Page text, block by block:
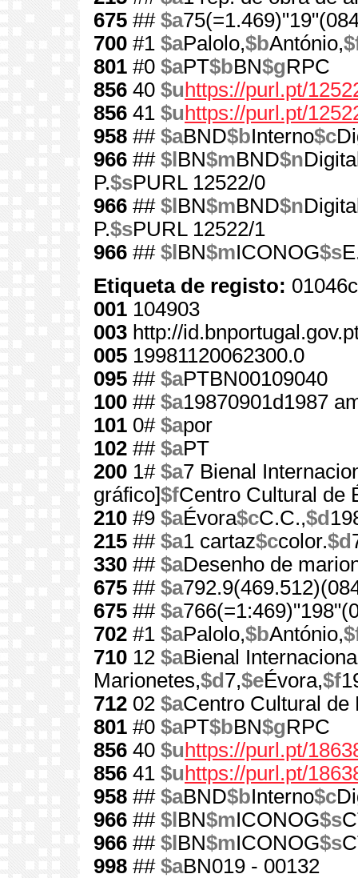
675 ## $a
700 #1 $aPalolo,$bAntónio,
801 #0 $aPT$bBN$gRPC
856 40 $u https://purl.pt/
856 41 $u https://purl.pt/
958 ## $aBND$bInterno$c
966 ## $l BN$mBND$n
P.$sPURL 12522/0
966 ## $l BN$mBND$n
P.$sPURL 12522/1
966 ## $l BN$mICONOG$s
Etiqueta de registo:
001 104903
003 http://
005 19981120062300.0
095 ## $aPTBN00109040
100 ## $a19870901d1987
101 0# $apor
102 ## $aPT
200 1# $a7 Bienal
gráfico]$fCentro Cultural de
210 #9 $aÉvora$cC.C.,$d
215 ## $a1 cartaz$ccolor.$d
330 ## $aDesenho de
675 ## $a
675 ## $a
702 #1 $aPalolo,$bAntónio,
710 12 $aBienal
Marionetes,$d 7,$eÉvora,$f
712 02 $aCentro Cultural de
801 #0 $aPT$bBN$gRPC
856 40 $u https://purl.pt/
856 41 $u https://purl.pt/
958 ## $aBND$bInterno$c
966 ## $l BN$mICONOG$s
966 ## $l BN$mICONOG$s
998 ## $aBN019 - 00132